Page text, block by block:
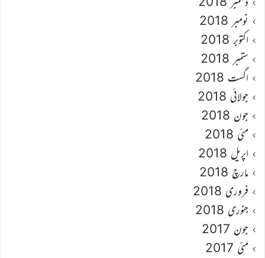
نومبر 2018
اکتوبر 2018
ستمبر 2018
اگست 2018
جولائی 2018
جون 2018
مئی 2018
اپریل 2018
مارچ 2018
فروری 2018
جنوری 2018
جون 2017
مئی 2017